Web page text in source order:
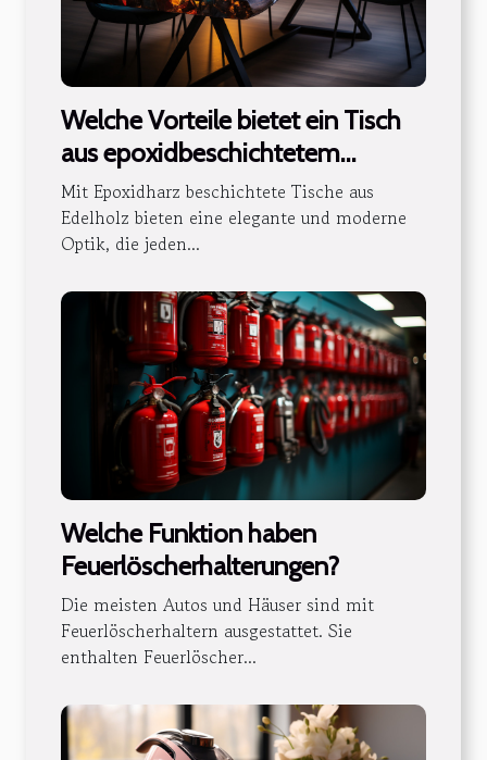
Welche Vorteile bietet ein Tisch
aus epoxidbeschichtetem
Edelholz ?
Mit Epoxidharz beschichtete Tische aus
Edelholz bieten eine elegante und moderne
Optik, die jeden...
Welche Funktion haben
Feuerlöscherhalterungen?
Die meisten Autos und Häuser sind mit
Feuerlöscherhaltern ausgestattet. Sie
enthalten Feuerlöscher...